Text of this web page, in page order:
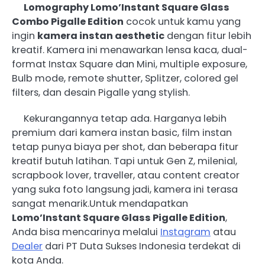
Lomography Lomo’Instant Square Glass
Combo Pigalle Edition cocok untuk kamu yang
ingin kamera instan aesthetic dengan fitur lebih
kreatif. Kamera ini menawarkan lensa kaca, dual-
format Instax Square dan Mini, multiple exposure,
Bulb mode, remote shutter, Splitzer, colored gel
filters, dan desain Pigalle yang stylish.
Kekurangannya tetap ada. Harganya lebih
premium dari kamera instan basic, film instan
tetap punya biaya per shot, dan beberapa fitur
kreatif butuh latihan. Tapi untuk Gen Z, milenial,
scrapbook lover, traveller, atau content creator
yang suka foto langsung jadi, kamera ini terasa
sangat menarik.Untuk mendapatkan
Lomo’Instant Square Glass Pigalle Edition,
Anda bisa mencarinya melalui Instagram atau
Dealer dari PT Duta Sukses Indonesia terdekat di
kota Anda.